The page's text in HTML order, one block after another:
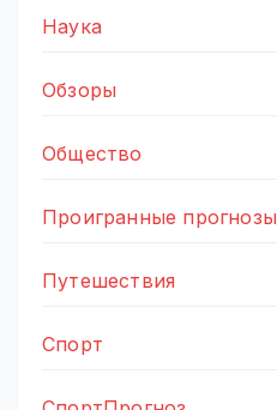
Наука
Обзоры
Общество
Проигранные прогнозы
Путешествия
Спорт